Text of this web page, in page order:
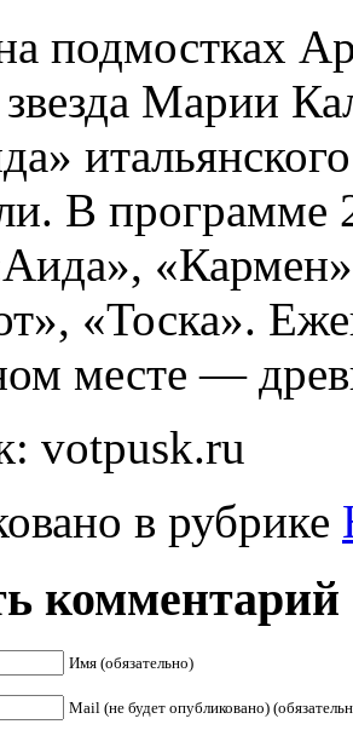
подмостках
звезда Марии
В программе
«Тоска».
месте —
votpusk.ru
в рубрике
комментарий
Имя (обязательно)
Mail (не будет опубликовано)